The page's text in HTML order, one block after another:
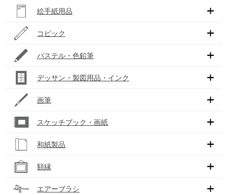
絵手紙用品
コピック
パステル・色鉛筆
デッサン・製図用品・インク
画筆
スケッチブック・画紙
和紙製品
額縁
エアーブラシ